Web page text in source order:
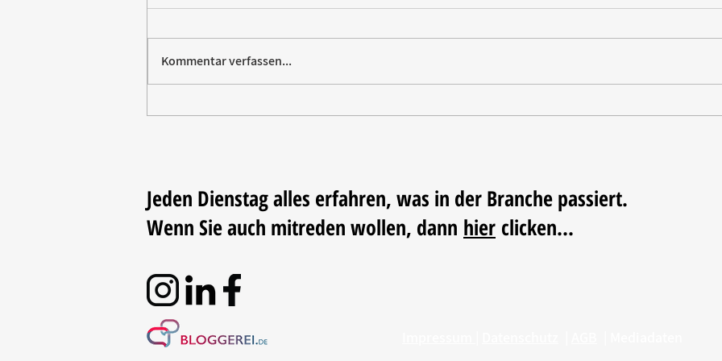
Villeroy & Boch erhält SBTi-
Vom
Kommentar verfassen...
Jeden Dienstag alles erfahren, was in der Branche passiert.
Wenn Sie auch mitreden wollen, dann hier clicken...